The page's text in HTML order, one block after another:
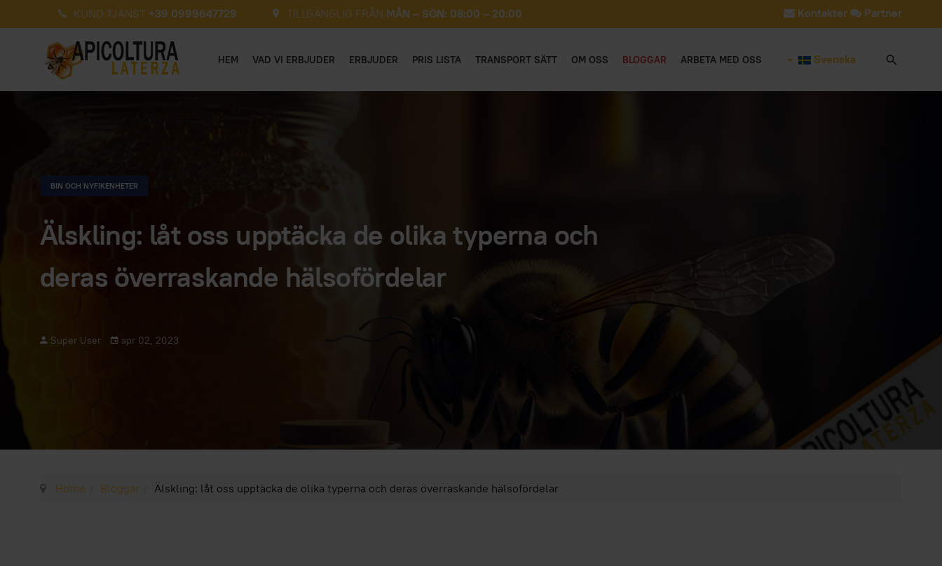
KUND TJÄNST +39 0999647729 TILLGÄNGLIG FRÅN MÅN – SÖN: 08:00 – 20:00 Kontakter Partner
HEM VAD VI ERBJUDER ERBJUDER PRIS LISTA TRANSPORT SÄTT OM OSS BLOGGAR ARBETA MED OSS Svenska
BIN OCH NYFIKENHETER
Älskling: låt oss upptäcka de olika typerna och
deras överraskande hälsofördelar
Super User apr 02, 2023
Home Bloggar Älskling: låt oss upptäcka de olika typerna och deras överraskande hälsofördelar